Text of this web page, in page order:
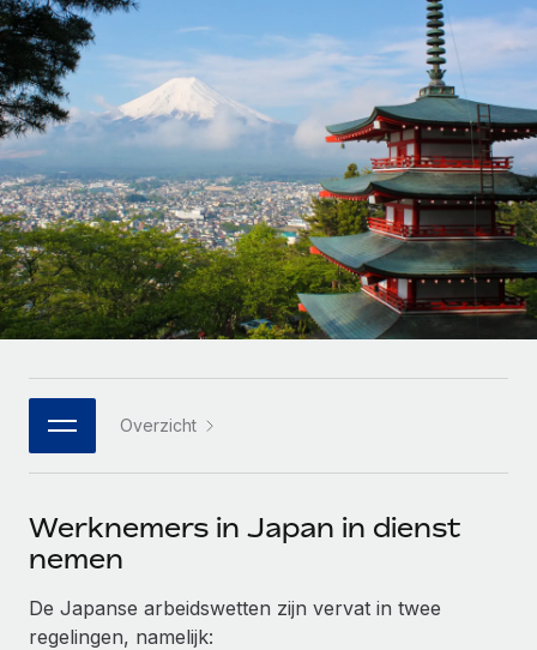
Zzp'ers internationaal onboarden en beheren
PEO
Ingewikkelde HR-taken eenvoudig uitbesteden
INFRASTRUCTUUR
Remote Embedded
HR naadloos in workflows integreren
Platform
Ingebouwde essentiële HR-functies voor je team
Integraties
Krijg hulp van global HR- en juridische experts
GROEIFASE
Start-ups
Flexibele global HR en payroll solutions voor groeiende
Mid-market
Teams uitbreiden met HR solutions op maat
Enterprise
Global HR voor grote bedrijven
WERK MET ONS SAMEN
Strategische technologiepartners
Een partner worden
Ontdek hoe je met ons kunt samenwerken
Integraties en advies over AI-automatiseringen
Betalingscalculator voor zzp'ers
Ontdek valuta-opties en betaalsnelheden voor
internationale zzp'ers
LEREN MET REMOTE
Onderzoek en gidsen
Casestudy's
HR-woordenlijst
Checklists en templates
Webinars
Newsroom
Inzichtencentrum
Nederlands
Français
Deutsch
Español
Italiano
Português (Portugal)
日本語
한국어
Inloggen
Overzicht
Werknemers in Japan in dienst
nemen
De Japanse arbeidswetten zijn vervat in twee
regelingen, namelijk: